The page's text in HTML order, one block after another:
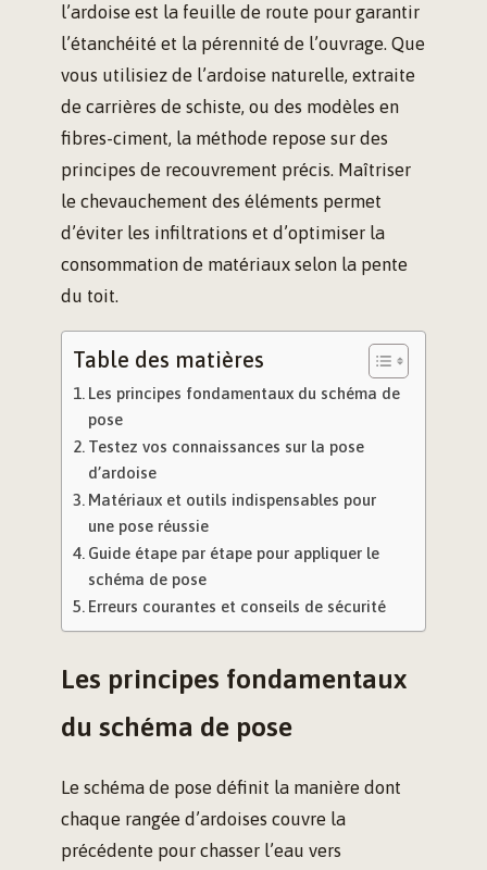
l’ardoise est la feuille de route pour garantir
l’étanchéité et la pérennité de l’ouvrage. Que
vous utilisiez de l’ardoise naturelle, extraite
de carrières de schiste, ou des modèles en
fibres-ciment, la méthode repose sur des
principes de recouvrement précis. Maîtriser
le chevauchement des éléments permet
d’éviter les infiltrations et d’optimiser la
consommation de matériaux selon la pente
du toit.
Table des matières
Les principes fondamentaux du schéma de
pose
Testez vos connaissances sur la pose
d’ardoise
Matériaux et outils indispensables pour
une pose réussie
Guide étape par étape pour appliquer le
schéma de pose
Erreurs courantes et conseils de sécurité
Les principes fondamentaux
du schéma de pose
Le schéma de pose définit la manière dont
chaque rangée d’ardoises couvre la
précédente pour chasser l’eau vers